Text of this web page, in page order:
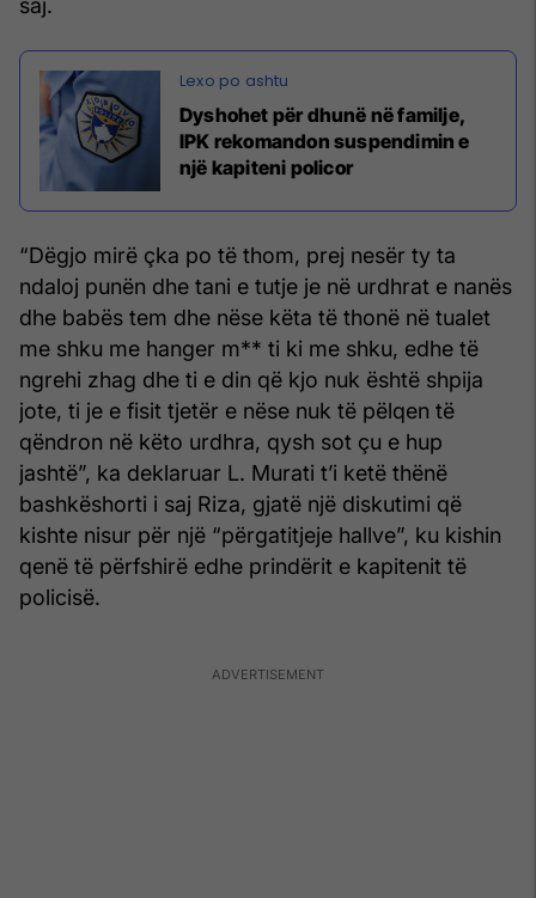
saj.
Dyshohet për dhunë në familje,
IPK rekomandon suspendimin e
një kapiteni policor
“Dëgjo mirë çka po të thom, prej nesër ty ta
ndaloj punën dhe tani e tutje je në urdhrat e nanës
dhe babës tem dhe nëse këta të thonë në tualet
me shku me hanger m** ti ki me shku, edhe të
ngrehi zhag dhe ti e din që kjo nuk është shpija
jote, ti je e fisit tjetër e nëse nuk të pëlqen të
qëndron në këto urdhra, qysh sot çu e hup
jashtë”, ka deklaruar L. Murati t’i ketë thënë
bashkëshorti i saj Riza, gjatë një diskutimi që
kishte nisur për një “përgatitjeje hallve”, ku kishin
qenë të përfshirë edhe prindërit e kapitenit të
policisë.